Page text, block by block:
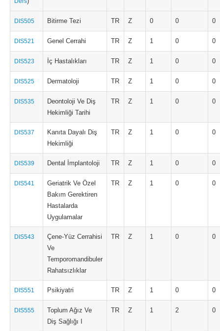
DIS505 Bitirme Tezi TR Z 0 0 0
DIS521 Genel Cerrahi TR Z 1 0 0
DIS523 İç Hastalıkları TR Z 1 0 0
DIS525 Dermatoloji TR Z 1 0 0
DIS535
Deontoloji Ve Diş
Hekimliği Tarihi
TR Z 1 0 0
DIS537
Kanıta Dayalı Diş
Hekimliği
TR Z 1 0 0
DIS539 Dental İmplantoloji TR Z 1 0 0
DIS541
Geriatrik Ve Özel
Bakım Gerektiren
Hastalarda
Uygulamalar
TR Z 1 0 0
DIS543
Çene-Yüz Cerrahisi
Ve
Temporomandibuler
Rahatsızlıklar
TR Z 1 0 0
DIS551 Psikiyatri TR Z 1 0 0
DIS555
Toplum Ağız Ve
Diş Sağlığı I
TR Z 1 2 0